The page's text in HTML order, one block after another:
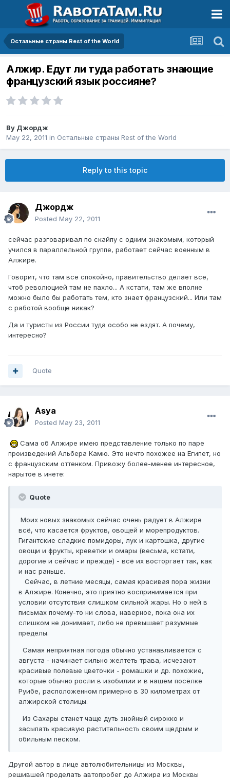
Остальные страны Rest of the World
Алжир. Едут ли туда работать знающие
французский язык россияне?
By Джордж
May 22, 2011 in Остальные страны Rest of the World
Reply to this topic
Джордж
Posted May 22, 2011
сейчас разговаривал по скайпу с одним знакомым, который
учился в параллельной группе, работает сейчас военным в
Алжире.
Говорит, что там все спокойно, правительство делает все,
чтоб революцией там не пахло... А кстати, там же вполне
можно было бы работать тем, кто знает французский... Или там
с работой вообще никак?
Да и туристы из России туда особо не ездят. А почему,
интересно?
Quote
Asya
Posted May 23, 2011
Сама об Алжире имею представление только по паре
произведений Альбера Камю. Это нечто похожее на Египет, но
с французским оттенком. Привожу более-менее интересное,
нарытое в инете:
Quote
Моих новых знакомых сейчас очень радует в Алжире
всё, что касается фруктов, овощей и морепродуктов.
Гигантские сладкие помидоры, лук и картошка, другие
овощи и фрукты, креветки и омары (весьма, кстати,
дорогие и сейчас и прежде) - всё их восторгает так, как
и нас раньше.
Сейчас, в летние месяцы, самая красивая пора жизни
в Алжире. Конечно, это приятно воспринимается при
условии отсутствия слишком сильной жары. Но о ней в
письмах почему-то ни слова, наверное, пока она их
слишком не донимает, либо не превышает разумные
пределы.
Самая неприятная погода обычно устанавливается с
августа - начинает сильно желтеть трава, исчезают
красивые полевые цветочки - ромашки и др. похожие,
которые обычно росли в изобилии и в нашем посёлке
Руибе, расположенном примерно в 30 километрах от
алжирской столицы.
Из Сахары станет чаще дуть знойный сирокко и
засыпать красивую растительность своим щедрым и
обильным песком.
Другой автор в лице автолюбительницы из Москвы,
решившей проделать автопробег до Алжира из Москвы